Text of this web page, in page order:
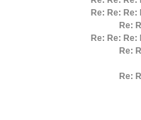
Re: Re: Re:
Re:
Re: Re: Re:
Re:
Re: